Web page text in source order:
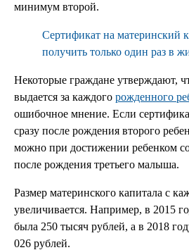
минимум второй.
Сертификат на материнский
получить только один раз в
Некоторые граждане утверждают,
выдается за каждого рожденного
ошибочное мнение. Если
сразу после рождения второго
можно при достижении ребенком
после рождения третьего малыша.
Размер материнского капитала с
увеличивается. Например, в 2015
была 250 тысяч рублей, а в 2018
026 рублей.